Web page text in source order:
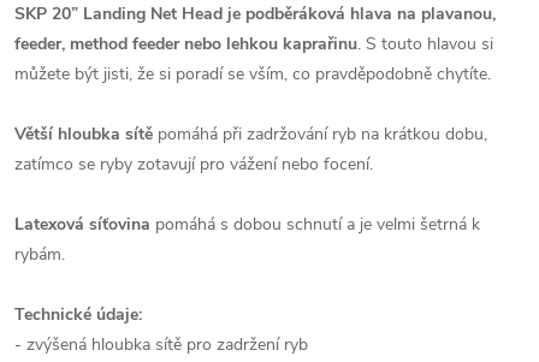
SKP 20” Landing Net Head je podběráková hlava na plavanou,
feeder, method feeder nebo lehkou kaprařinu. S touto hlavou si
můžete být jisti, že si poradí se vším, co pravděpodobně chytíte.
Větší hloubka sítě pomáhá při zadržování ryb na krátkou dobu,
zatímco se ryby zotavují pro vážení nebo focení.
Latexová síťovina pomáhá s dobou schnutí a je velmi šetrná k
rybám.
Technické údaje:
- zvýšená hloubka sítě pro zadržení ryb